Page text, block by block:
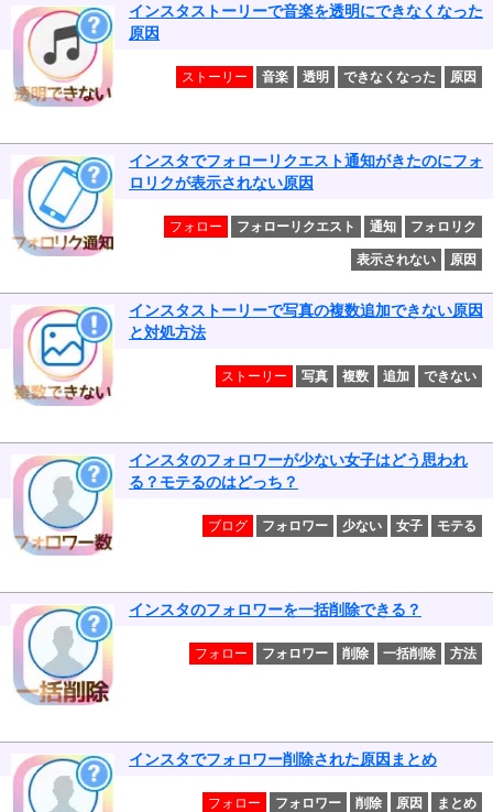
インスタストーリーで音楽を透明にできなくなった
原因
ストーリー 音楽 透明 できなくなった 原因
インスタでフォローリクエスト通知がきたのにフォ
ロリクが表示されない原因
フォロー フォローリクエスト 通知 フォロリク
表示されない 原因
インスタストーリーで写真の複数追加できない原因
と対処方法
ストーリー 写真 複数 追加 できない
インスタのフォロワーが少ない女子はどう思われ
る？モテるのはどっち？
ブログ フォロワー 少ない 女子 モテる
インスタのフォロワーを一括削除できる？
フォロー フォロワー 削除 一括削除 方法
インスタでフォロワー削除された原因まとめ
フォロー フォロワー 削除 原因 まとめ